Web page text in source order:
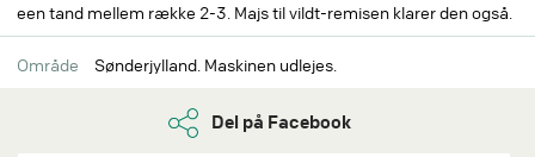
een tand mellem række 2-3. Majs til vildt-remisen klarer den også.
Område Sønderjylland. Maskinen udlejes.
Del på Facebook